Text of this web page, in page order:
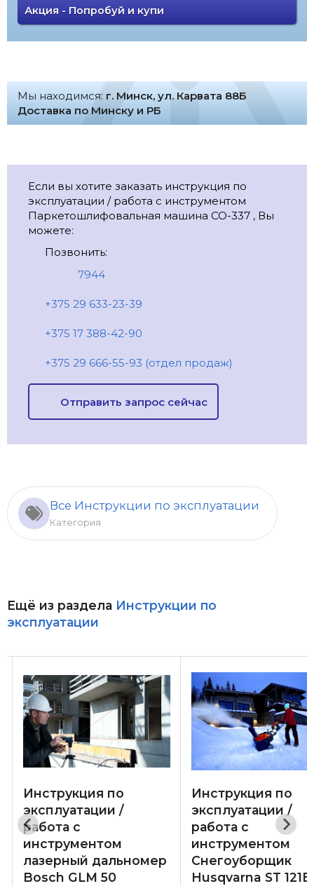
Акция - Попробуй и купи
Мы находимся: г. Минск, ул. Карвата 88Б
Доставка по Минску и РБ
Если вы хотите заказать инструкция по
эксплуатации / работа с инструментом
Паркетошлифовальная машина CO-337 , Вы
можете:
Позвонить:
7944
+375 29 633-23-39
+375 17 388-42-90
+375 29 666-55-93 (отдел продаж)
Отправить запрос сейчас
Все Инструкции по эксплуатации
Категория
Ещё из раздела Инструкции по
эксплуатации
Инструкция по
эксплуатации /
работа с
инструментом
лазерный дальномер
Bosch GLM 50
Инструкция по
эксплуатации /
работа с
инструментом
Снегоуборщик
Husqvarna ST 121E